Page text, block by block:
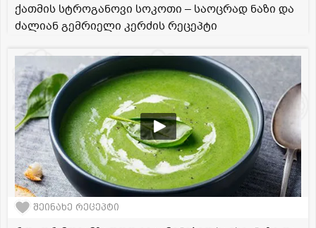
ქათმის სტროგანოვი სოკოთი – საოცრად ნაზი და
ძალიან გემრიელი კერძის რეცეპტი
შეინახე რეცეპტი